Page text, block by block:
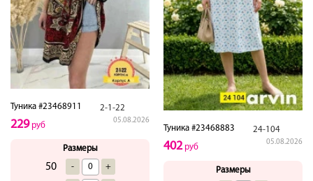
Туника #23468911 2-1-22
05.08.2026
229руб
Размеры
50 - +
Туника #23468883 24-104
05.08.2026
402руб
Размеры